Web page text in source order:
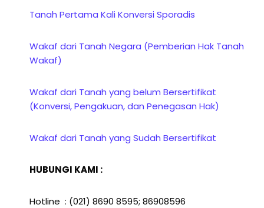
Tanah Pertama Kali Konversi Sporadis
Wakaf dari Tanah Negara (Pemberian Hak Tanah
Wakaf)
Wakaf dari Tanah yang belum Bersertifikat
(Konversi, Pengakuan, dan Penegasan Hak)
Wakaf dari Tanah yang Sudah Bersertifikat
HUBUNGI KAMI :
Hotline : (021) 8690 8595; 86908596